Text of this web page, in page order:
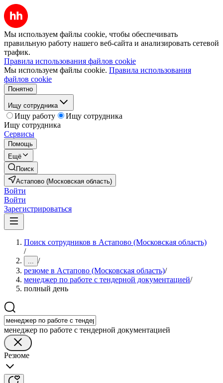
Мы используем файлы cookie, чтобы обеспечивать
правильную работу нашего веб-сайта и анализировать сетевой
трафик.
Правила использования файлов cookie
Мы используем файлы cookie. Правила использования
файлов cookie
Понятно
Ищу сотрудника
Ищу работу
Ищу сотрудника
Ищу сотрудника
Сервисы
Помощь
Ещё
Поиск
Астапово (Московская область)
Войти
Войти
Зарегистрироваться
Поиск сотрудников в Астапово (Московская область)
/
... /
резюме в Астапово (Московская область)/
менеджер по работе с тендерной документацией/
полный день
менеджер по работе с тендерной документацией
Резюме